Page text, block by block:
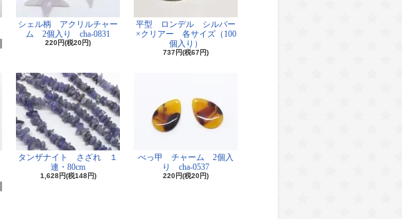
シェル柄 アクリルチャー
ム 2個入り cha-0831
220円(税20円)
平型 ロンデル シルバー
×クリアー 各サイズ（100
個入り）
737円(税67円)
タンザナイト さざれ １
連・80cm
1,628円(税148円)
べっ甲 チャーム 2個入
り cha-0537
220円(税20円)